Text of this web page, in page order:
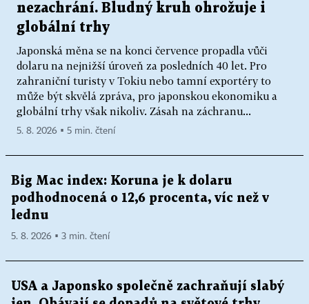
nezachrání. Bludný kruh ohrožuje i
globální trhy
Japonská měna se na konci července propadla vůči
dolaru na nejnižší úroveň za posledních 40 let. Pro
zahraniční turisty v Tokiu nebo tamní exportéry to
může být skvělá zpráva, pro japonskou ekonomiku a
globální trhy však nikoliv. Zásah na záchranu...
5. 8. 2026 ▪ 5 min. čtení
Big Mac index: Koruna je k dolaru
podhodnocená o 12,6 procenta, víc než v
lednu
5. 8. 2026 ▪ 3 min. čtení
USA a Japonsko společně zachraňují slabý